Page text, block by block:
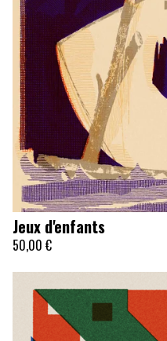
Jeux d'enfants
50,00 €